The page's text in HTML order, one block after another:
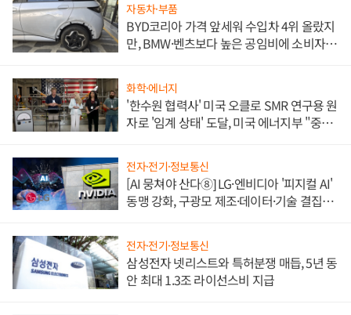
자동차·부품
BYD코리아 가격 앞세워 수입차 4위 올랐지
만, BMW·벤츠보다 높은 공임비에 소비자
화학·에너지
'한수원 협력사' 미국 오클로 SMR 연구용 원
자로 '임계 상태' 도달, 미국 에너지부 "중요
전자·전기·정보통신
[AI 뭉쳐야 산다⑧] LG·엔비디아 '피지컬 AI'
동맹 강화, 구광모 제조·데이터·기술 결집
전자·전기·정보통신
삼성전자 넷리스트와 특허분쟁 매듭, 5년 동
안 최대 1.3조 라이선스비 지급